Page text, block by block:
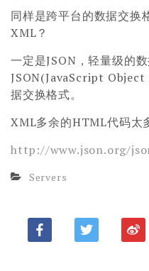
同样是跨平台的数据交换
XML？
一定是JSON，轻量级的数
JSON(JavaScript
据交换格式。
XML多余的HTML代码太
http://www.json.org/
Servers